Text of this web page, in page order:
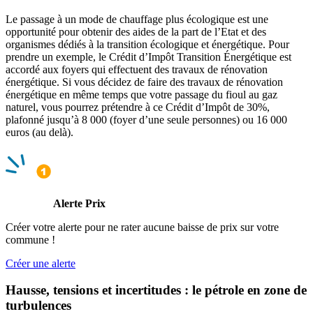
Le passage à un mode de chauffage plus écologique est une
opportunité pour obtenir des aides de la part de l’Etat et des
organismes dédiés à la transition écologique et énergétique. Pour
prendre un exemple, le Crédit d’Impôt Transition Énergétique est
accordé aux foyers qui effectuent des travaux de rénovation
énergétique. Si vous décidez de faire des travaux de rénovation
énergétique en même temps que votre passage du fioul au gaz
naturel, vous pourrez prétendre à ce Crédit d’Impôt de 30%,
plafonné jusqu’à 8 000 (foyer d’une seule personnes) ou 16 000
euros (au delà).
Alerte Prix
Créer votre alerte pour ne rater aucune baisse de prix sur votre
commune !
Créer une alerte
Hausse, tensions et incertitudes : le pétrole en zone de
turbulences